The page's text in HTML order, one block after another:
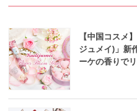
【中国コスメ
ジュメイ)」新
ーケの香りで